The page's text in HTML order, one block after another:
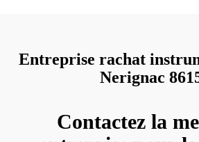
Entreprise rachat
Nerignac
Contactez la